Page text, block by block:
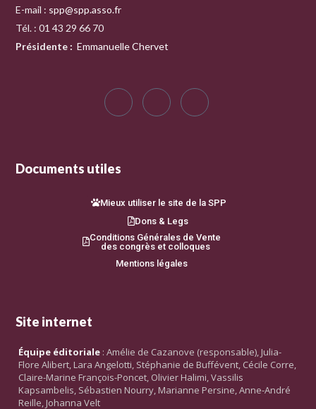
E-mail : spp@spp.asso.fr
Tél. : 01 43 29 66 70
Présidente : Emmanuelle Chervet
Documents utiles
Mieux utiliser le site de la SPP
Dons & Legs
Conditions Générales de Vente
des congrès et colloques
Mentions légales
Site internet
Équipe éditoriale : Amélie de Cazanove (responsable), Julia-
Flore Alibert, Lara Angelotti, Stéphanie de Buffévent, Cécile Corre,
Claire-Marine François-Poncet, Olivier Halimi, Vassilis
Kapsambelis, Sébastien Nourry, Marianne Persine, Anne-André
Reille, Johanna Velt